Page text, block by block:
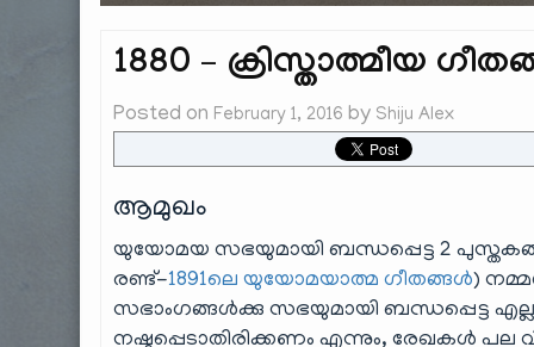
1880 – ക്രിസ്താത്മീയ
Posted on February 1, 2016 by Shiju Alex
ആമുഖം
യുയോമയ സഭയുമായി ബന്ധപ്പെട്ട 2
രണ്ട്-1891ലെ യുയോമയാത്മ ഗീതങ്ങൾ)
സഭാംഗങ്ങൾക്കു സഭയുമായി ബന്ധപ്പെട്ട
നഷ്ടപ്പെടാതിരിക്കണം എന്നും, രേഖകൾ